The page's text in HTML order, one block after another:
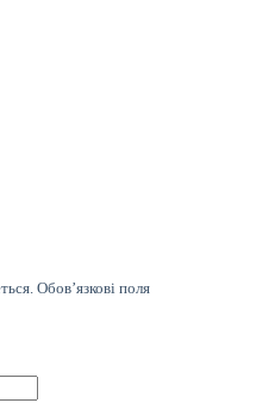
Обов’язкові поля